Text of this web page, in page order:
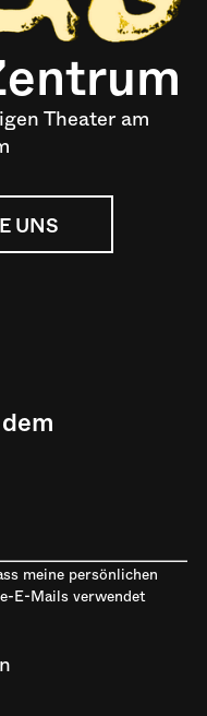
Theater am
UNS
meine persönlichen
E-Mails verwendet